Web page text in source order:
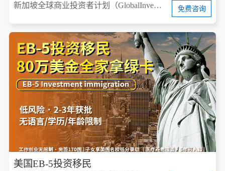
新加坡全球商业投资者计划（GlobalInvestorProgram，简称GIP） 免费咨询
美国EB-5投资移民